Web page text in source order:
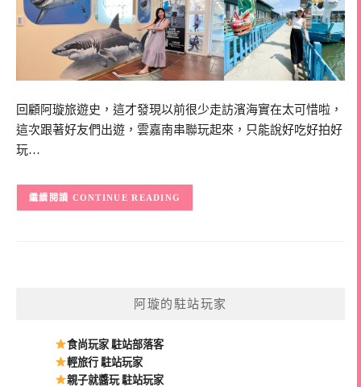
回顧阿璇旅遊史，這才發現以前很少走訪濱海實在太可惜啦，
這次跟著好友們出遊，雲嘉南串聯玩起來，只能說好吃好拍好
玩…
CONTINUE READING
阿璇的駐站玩家
食尚玩家 駐站部落客
輕旅行 駐站玩家
親子就醬玩 駐站玩家